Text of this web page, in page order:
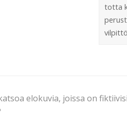
totta
elokuvia, joissa on